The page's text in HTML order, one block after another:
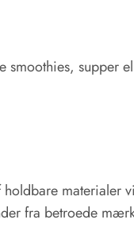
supper
materialer
fra betroede